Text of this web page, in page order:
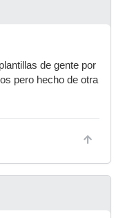
de gente por
pero hecho de otra